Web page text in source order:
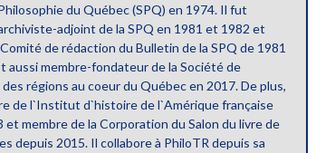
du Québec (SPQ) en 1974. Il fut
adjoint de la SPQ en 1981 et 1982 et
de rédaction du Bulletin de la SPQ de 1981
aussi membre-fondateur de la Société de
régions au coeur du Québec en 2017. De plus,
de l`Institut d`histoire de l`Amérique française
et membre de la Corporation du Salon du livre de
depuis 2015. Il collabore à PhiloTR depuis sa